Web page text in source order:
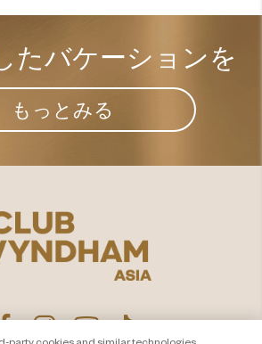
た​バケーションを
もっとみる